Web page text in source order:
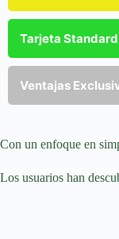
Tarjeta
Ventajas
Con un enfoque en
Los usuarios han